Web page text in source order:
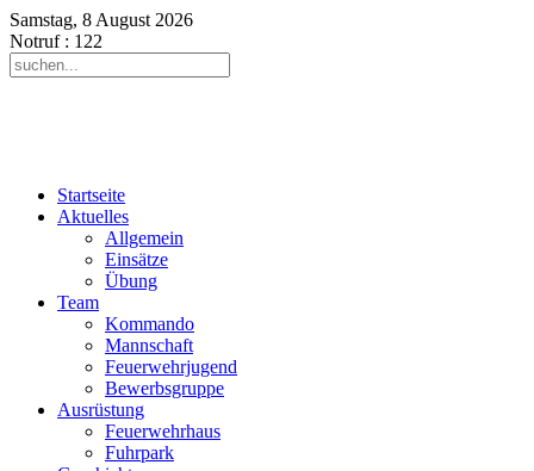
Samstag, 8 August 2026
Notruf: 122
Startseite
Aktuelles
Allgemein
Einsätze
Übung
Team
Kommando
Mannschaft
Feuerwehrjugend
Bewerbsgruppe
Ausrüstung
Feuerwehrhaus
Fuhrpark